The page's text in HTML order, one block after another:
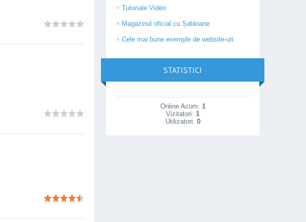
Tutoriale Video
Magazinul oficial cu Șabloane
Cele mai bune exemple de website-uri
STATISTICI
Online Acum: 1
Vizitatori:1
Utilizatori: 0